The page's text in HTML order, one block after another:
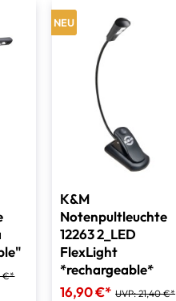
€*
NEU
K&M
Notenpultleuchte
12263 2_LED
FlexLight
*rechargeable*
16,90 €* UVP:21,40 €*